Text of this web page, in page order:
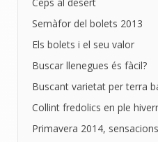
Semàfor del bolets 2013
Els bolets i el seu valor
Buscar llenegues és fàcil?
Buscant varietat per terra
Collint fredolics en ple
Primavera 2014,